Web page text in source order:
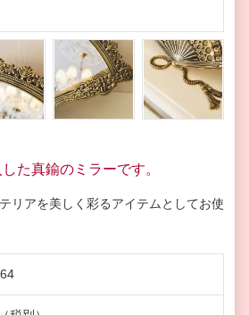
た真鍮のミラーです。
リアを美しく彩るアイテムとしてお使